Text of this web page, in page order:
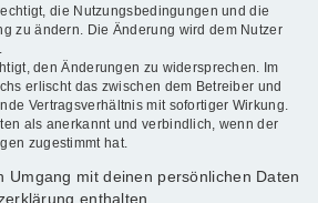
die Nutzungsbedingungen und die
zu ändern. Die Änderung wird dem Nutzer
den Änderungen zu widersprechen. Im
erlischt das zwischen dem Betreiber und
Vertragsverhältnis mit sofortiger Wirkung.
als anerkannt und verbindlich, wenn der
zugestimmt hat.
Umgang mit deinen persönlichen Daten
enthalten.